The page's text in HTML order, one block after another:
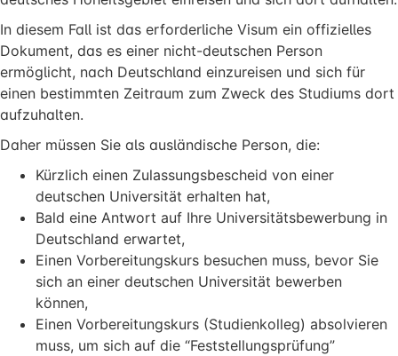
In diesem Fall ist das erforderliche Visum ein offizielles
Dokument, das es einer nicht-deutschen Person
ermöglicht, nach Deutschland einzureisen und sich für
einen bestimmten Zeitraum zum Zweck des Studiums dort
aufzuhalten.
Daher müssen Sie als ausländische Person, die:
Kürzlich einen Zulassungsbescheid von einer
deutschen Universität erhalten hat,
Bald eine Antwort auf Ihre Universitätsbewerbung in
Deutschland erwartet,
Einen Vorbereitungskurs besuchen muss, bevor Sie
sich an einer deutschen Universität bewerben
können,
Einen Vorbereitungskurs (Studienkolleg) absolvieren
muss, um sich auf die “Feststellungsprüfung”